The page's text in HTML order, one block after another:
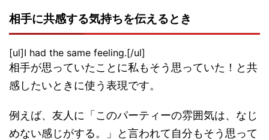
相手に共感する気持ちを伝えるとき
[ul]I had the same feeling.[/ul]
相手が思っていたことに私もそう思っていた！と共
感したいときに使う表現です。
例えば、友人に「このパーティーの雰囲気は、なじ
めない感じがする。」と言われて自分もそう思って